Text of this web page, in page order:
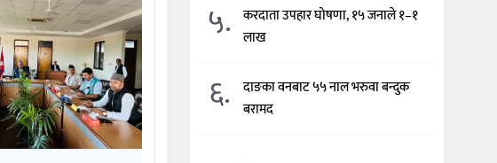
५.
करदाता उपहार घोषणा, १५ जनाले १–१
लाख
६.
दाङका वनबाट ५५ नाल भरुवा बन्दुक
बरामद